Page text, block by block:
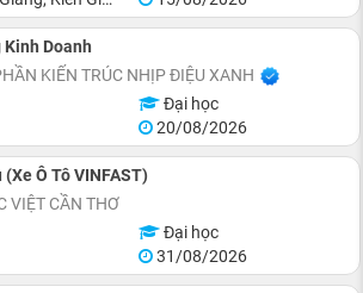
Doanh
KIẾN TRÚC NHỊP ĐIỆU XANH
Đại học
20/08/2026
Ô Tô VINFAST)
VIỆT CẦN THƠ
Đại học
31/08/2026